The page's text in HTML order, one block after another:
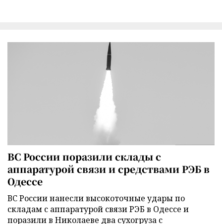
ВС России поразили склады с
аппаратурой связи и средствами РЭБ в
Одессе
ВС России нанесли высокоточные удары по
складам с аппаратурой связи РЭБ в Одессе и
поразили в Николаеве два сухогруза с